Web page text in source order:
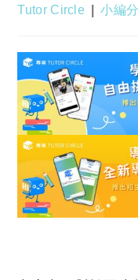
Post
Tutor Circle
Post
小編